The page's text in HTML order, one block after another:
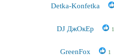
Detka-Konfetka
DJ ДжОкЕр 1
GreenFox 1